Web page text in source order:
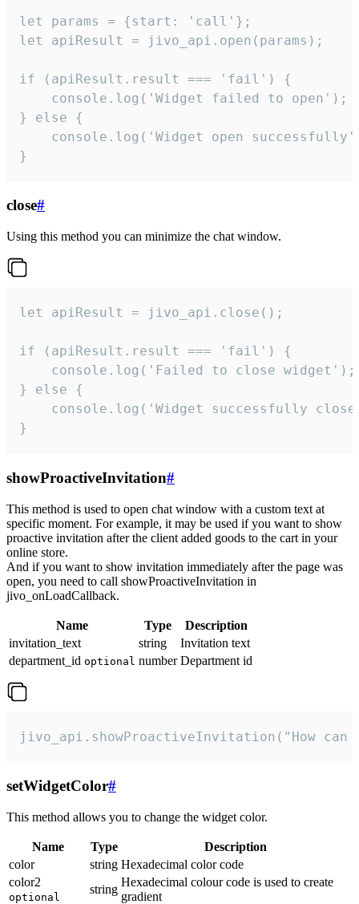
let params = {start: 'call'};
let apiResult = jivo_api.open(params);
if (apiResult.result === 'fail') {
    console.log('Widget failed to open');
} else {
console.log('Widget open
}
close#
Using this method you can minimize the chat window.
let apiResult = jivo_api.close();
if (apiResult.result === 'fail') {
    console.log('Failed to close widget');
} else {
console.log('Widget successfully
}
showProactiveInvitation#
This method is used to open chat window with a custom text at
specific moment. For example, it may be used if you want to show
proactive invitation after the client added goods to the cart in your
online store.
And if you want to show invitation immediately after the page was
open, you need to call showProactiveInvitation in
jivo_onLoadCallback.
Name Type
Description
invitation_text
string
Invitation text
department_id optional number Department id
jivo_api.showProactiveInvitation("How
setWidgetColor#
This method allows you to change the widget color.
Name Type
Description
color
string Hexadecimal color code
color2
optional
string
Hexadecimal colour code is used to create
gradient